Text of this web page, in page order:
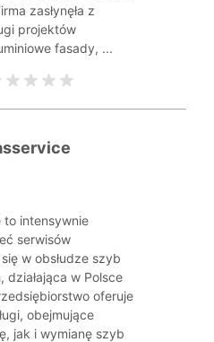
zasłynęła z
projektów
fasady, ...
to intensywnie
serwisów
w obsłudze szyb
działająca w Polsce
oferuje
obejmujące
jak i wymianę szyb